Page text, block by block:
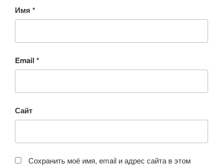
Имя *
Email *
Сайт
Сохранить моё имя, email и адрес сайта в этом